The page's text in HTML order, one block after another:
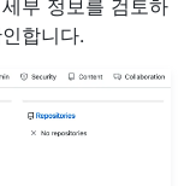
부 정보를 검토하
합니다.